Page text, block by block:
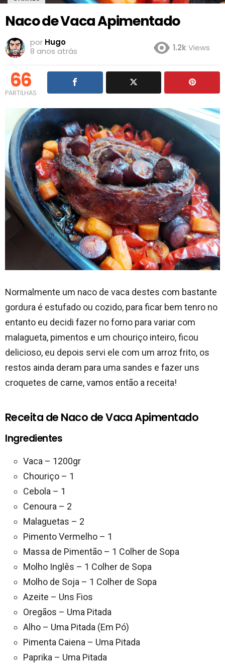
Naco de Vaca Apimentado
por Hugo
8 anos atrás
1.2kViews
66
PARTILHAS
Normalmente um naco de vaca destes com bastante
gordura é estufado ou cozido, para ficar bem tenro no
entanto eu decidi fazer no forno para variar com
malagueta, pimentos e um chouriço inteiro, ficou
delicioso, eu depois servi ele com um arroz frito, os
restos ainda deram para uma sandes e fazer uns
croquetes de carne, vamos então a receita!
Receita de Naco de Vaca Apimentado
Ingredientes
Vaca – 1200gr
Chouriço – 1
Cebola – 1
Cenoura – 2
Malaguetas – 2
Pimento Vermelho – 1
Massa de Pimentão – 1 Colher de Sopa
Molho Inglês – 1 Colher de Sopa
Molho de Soja – 1 Colher de Sopa
Azeite – Uns Fios
Oregãos – Uma Pitada
Alho – Uma Pitada (Em Pó)
Pimenta Caiena – Uma Pitada
Paprika – Uma Pitada